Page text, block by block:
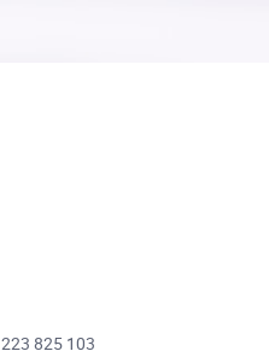
223 825 103